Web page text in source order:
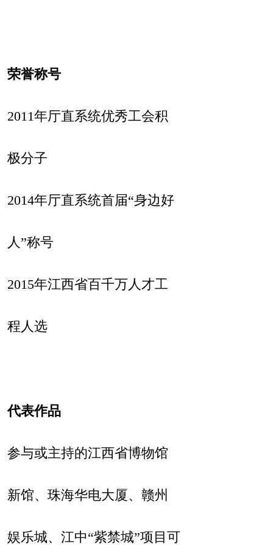
荣誉称号
2011年厅直系统优秀工会积
极分子
2014年厅直系统首届“身边好
人”称号
2015年江西省百千万人才工
程人选
代表作品
参与或主持的江西省博物馆
新馆、珠海华电大厦、赣州
娱乐城、江中“紫禁城”项目可